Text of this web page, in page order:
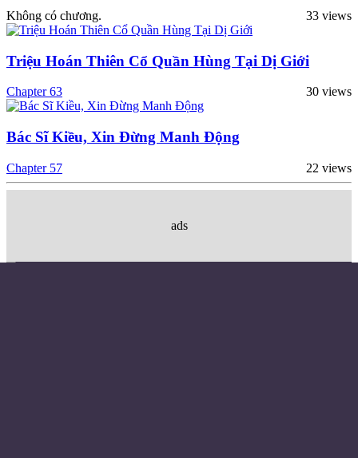
33 views
Không có chương.
Triệu Hoán Thiên Cổ Quần Hùng Tại Dị Giới
30 views
Chapter 63
Bác Sĩ Kiều, Xin Đừng Manh Động
22 views
Chapter 57
ads